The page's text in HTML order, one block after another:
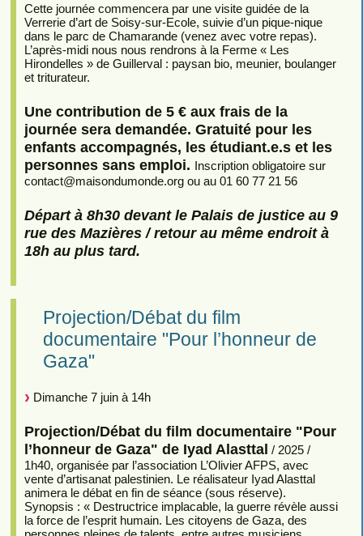
Cette journée commencera par une visite guidée de la
Verrerie d’art de Soisy-sur-Ecole, suivie d’un pique-nique
dans le parc de Chamarande (venez avec votre repas).
L’après-midi nous nous rendrons à la Ferme « Les
Hirondelles » de Guillerval : paysan bio, meunier, boulanger
et triturateur.
Une contribution de 5 € aux frais de la
journée sera demandée. Gratuité pour les
enfants accompagnés, les étudiant.e.s et les
personnes sans emploi. Inscription obligatoire sur
contact@maisondumonde.org ou au 01 60 77 21 56
Départ à 8h30 devant le Palais de justice au 9
rue des Mazières / retour au même endroit à
18h au plus tard.
Projection/Débat du film
documentaire "Pour l’honneur de
Gaza"
Dimanche 7 juin à 14h
Projection/Débat du film documentaire "Pour
l’honneur de Gaza" de Iyad Alasttal / 2025 /
1h40, organisée par l’association L’Olivier AFPS, avec
vente d’artisanat palestinien. Le réalisateur Iyad Alasttal
animera le débat en fin de séance (sous réserve).
Synopsis : « Destructrice implacable, la guerre révèle aussi
la force de l’esprit humain. Les citoyens de Gaza, des